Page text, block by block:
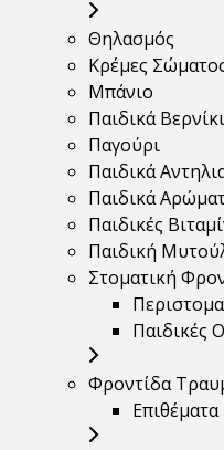
Θηλασμός
Κρέμες
Μπάνιο
Παιδικά
Παγούρι
Παιδικά
Παιδικά
Παιδικές
Παιδική
Στοματική
Παιδικές
Φροντίδα
Επιθέματα